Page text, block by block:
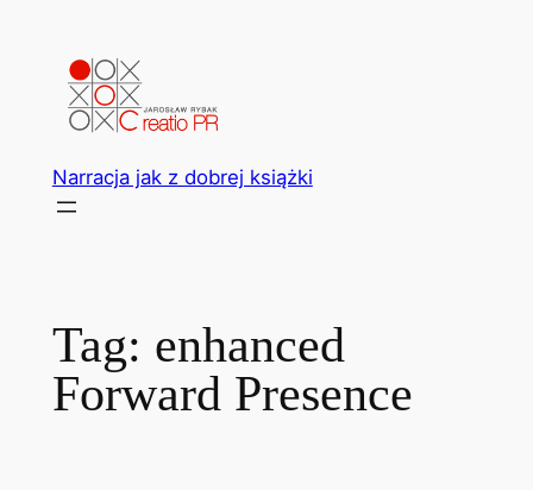
Narracja jak z dobrej książki
Tag: enhanced
Forward Presence